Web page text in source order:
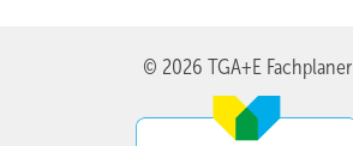
© 2026 TGA+E Fachplaner